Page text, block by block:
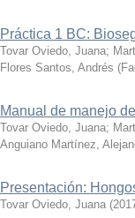
Práctica 1 BC:
Tovar Oviedo, Juana;
Flores Santos, Andrés (
Manual de manejo
Tovar Oviedo, Juana;
Anguiano Martínez,
Presentación:
Tovar Oviedo, Juana (